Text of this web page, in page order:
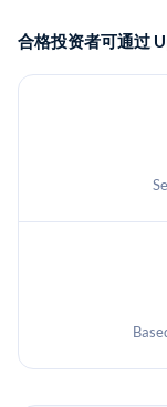
合格投资者可通过